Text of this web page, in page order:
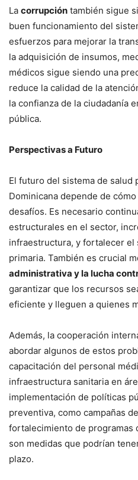
La corrupción también sigue
buen funcionamiento del
esfuerzos para mejorar la
la adquisición de insumos,
médicos sigue siendo una
reduce la calidad de la
la confianza de la ciudadanía
pública.
Perspectivas a Futuro
El futuro del sistema de salud
Dominicana depende de
desafíos. Es necesario
estructurales en el sector,
infraestructura, y fortalecer el
primaria. También es crucial
administrativa y la lucha
garantizar que los recursos
eficiente y lleguen a quienes
Además, la cooperación
abordar algunos de estos
capacitación del personal
infraestructura sanitaria en
implementación de políticas
preventiva, como campañas
fortalecimiento de programas
son medidas que podrían
plazo.